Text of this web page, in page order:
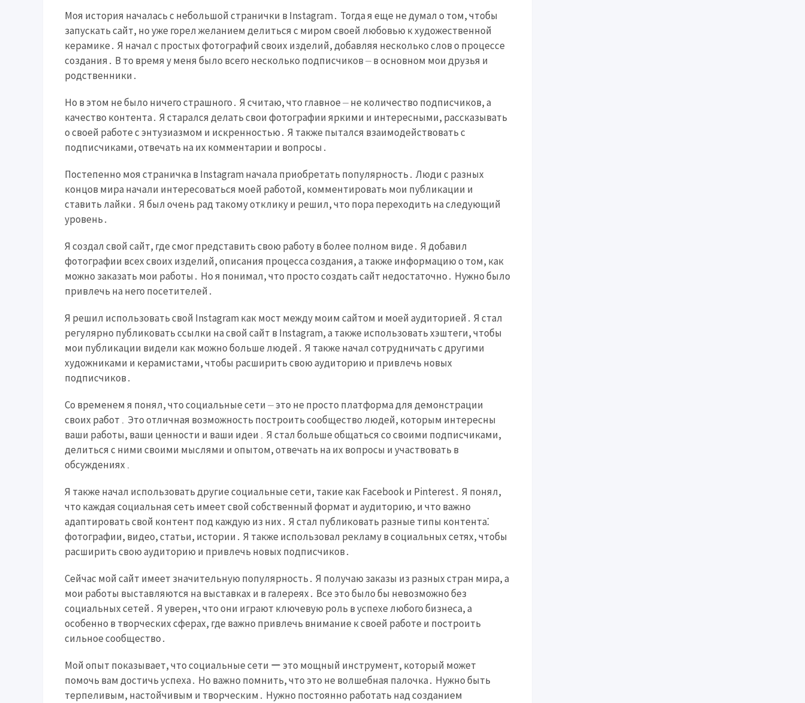
Моя история началась с небольшой странички в Instagram․ Тогда я еще не думал о том, чтобы
запускать сайт, но уже горел желанием делиться с миром своей любовью к художественной
керамике․ Я начал с простых фотографий своих изделий, добавляя несколько слов о процессе
создания․ В то время у меня было всего несколько подписчиков ⏤ в основном мои друзья и
родственники․
Но в этом не было ничего страшного․ Я считаю, что главное ⏤ не количество подписчиков, а
качество контента․ Я старался делать свои фотографии яркими и интересными, рассказывать
о своей работе с энтузиазмом и искренностью․ Я также пытался взаимодействовать с
подписчиками, отвечать на их комментарии и вопросы․
Постепенно моя страничка в Instagram начала приобретать популярность․ Люди с разных
концов мира начали интересоваться моей работой, комментировать мои публикации и
ставить лайки․ Я был очень рад такому отклику и решил, что пора переходить на следующий
уровень․
Я создал свой сайт, где смог представить свою работу в более полном виде․ Я добавил
фотографии всех своих изделий, описания процесса создания, а также информацию о том, как
можно заказать мои работы․ Но я понимал, что просто создать сайт недостаточно․ Нужно было
привлечь на него посетителей․
Я решил использовать свой Instagram как мост между моим сайтом и моей аудиторией․ Я стал
регулярно публиковать ссылки на свой сайт в Instagram, а также использовать хэштеги, чтобы
мои публикации видели как можно больше людей․ Я также начал сотрудничать с другими
художниками и керамистами, чтобы расширить свою аудиторию и привлечь новых
подписчиков․
Со временем я понял, что социальные сети ⏤ это не просто платформа для демонстрации
своих работ․ Это отличная возможность построить сообщество людей, которым интересны
ваши работы, ваши ценности и ваши идеи․ Я стал больше общаться со своими подписчиками,
делиться с ними своими мыслями и опытом, отвечать на их вопросы и участвовать в
обсуждениях․
Я также начал использовать другие социальные сети, такие как Facebook и Pinterest․ Я понял,
что каждая социальная сеть имеет свой собственный формат и аудиторию, и что важно
адаптировать свой контент под каждую из них․ Я стал публиковать разные типы контента⁚
фотографии, видео, статьи, истории․ Я также использовал рекламу в социальных сетях, чтобы
расширить свою аудиторию и привлечь новых подписчиков․
Сейчас мой сайт имеет значительную популярность․ Я получаю заказы из разных стран мира, а
мои работы выставляются на выставках и в галереях․ Все это было бы невозможно без
социальных сетей․ Я уверен, что они играют ключевую роль в успехе любого бизнеса, а
особенно в творческих сферах, где важно привлечь внимание к своей работе и построить
сильное сообщество․
Мой опыт показывает, что социальные сети ー это мощный инструмент, который может
помочь вам достичь успеха․ Но важно помнить, что это не волшебная палочка․ Нужно быть
терпеливым, настойчивым и творческим․ Нужно постоянно работать над созданием